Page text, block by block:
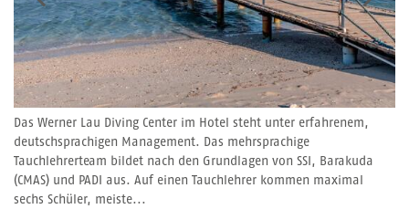
Das Werner Lau Diving Center im Hotel steht unter erfahrenem,
deutschsprachigen Management. Das mehrsprachige
Tauchlehrerteam bildet nach den Grundlagen von SSI, Barakuda
(CMAS) und PADI aus. Auf einen Tauchlehrer kommen maximal
sechs Schüler, meiste...